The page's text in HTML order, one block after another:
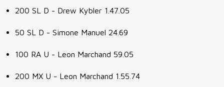
200 SL D - Drew Kybler 1.47.05
50 SL D - Simone Manuel 24.69
100 RA U - Leon Marchand 59.05
200 MX U - Leon Marchand 1.55.74